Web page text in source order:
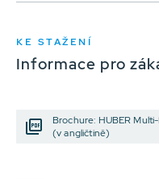
KE STAŽENÍ
Informace pro
Brochure: HUBER
(v angličtině)